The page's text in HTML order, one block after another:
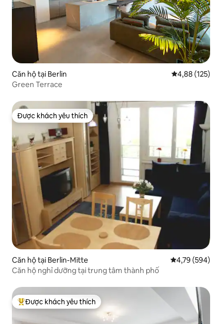
Căn hộ tại Berlin Xếp hạng
4,88 (125)
Green Terrace
Được khách yêu thích
Được khách yêu thích
Căn hộ tại Berlin-Mitte Xếp hạng
4,79 (594)
Căn hộ nghỉ dưỡng tại trung tâm thành phố
Được khách yêu thích nhất
Được khách yêu thích